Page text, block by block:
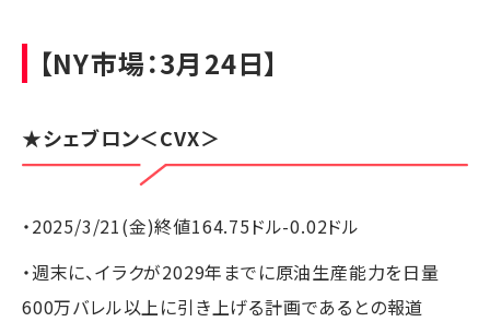
【NY市場：3月24日】
★シェブロン＜CVX＞
・2025/3/21(金)終値164.75ドル-0.02ドル
・週末に、イラクが2029年までに原油生産能力を日量
600万バレル以上に引き上げる計画であるとの報道